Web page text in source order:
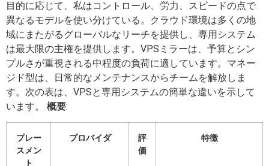
目的に応じて、私はコントロール、労力、スピードの点で
異なるモデルを使い分けている。クラウド環境は多くの地
域にまたがるグローバルなリーチを提供し、専用システム
は最大限の主権を提供します。VPSミラーは、予算とシン
プルさが重視される中程度の負荷に適しています。マネー
ジド型は、日常的なメンテナンスからチームを解放しま
す。次の表は、VPSと専用システムの簡単な違いを示して
います。 概要:
プレー
スメン
ト
プロバイダ
評
価
特徴